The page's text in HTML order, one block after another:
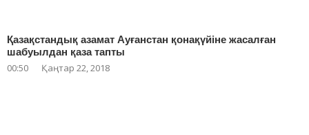
Қазақстандық азамат Ауғанстан қонақүйіне жасалған
шабуылдан қаза тапты
00:50 Қаңтар 22, 2018